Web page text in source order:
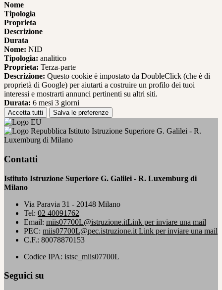
Nome
Tipologia
Proprieta
Descrizione
Durata
Nome: NID
Tipologia: analitico
Proprieta: Terza-parte
Descrizione: Questo cookie è impostato da DoubleClick (che è di
proprietà di Google) per aiutarti a costruire un profilo dei tuoi
interessi e mostrarti annunci pertinenti su altri siti.
Durata: 6 mesi 3 giorni
Accetta tutti Salva le preferenze
Istituto Istruzione Superiore G. Galilei - R.
Luxemburg di Milano
Contatti
Istituto Istruzione Superiore G. Galilei - R. Luxemburg di
Milano
Via Paravia 31 - 20148 Milano
Tel: 02 40091762
Email: miis07700L@istruzione.itLink per inviare una mail
PEC: miis07700L@pec.istruzione.it Link per inviare una mail
C.F.: 80078870153
Codice IPA: istsc_miis07700L
Seguici su